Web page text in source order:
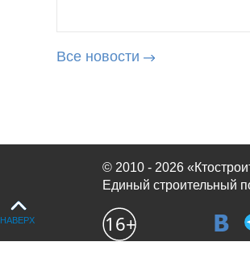
Все новости
© 2010 - 2026
Единый строительный
НАВЕРХ